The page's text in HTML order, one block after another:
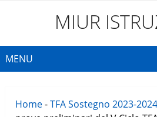
MIUR
MENU
Home-TFA Sostegno 2023-2024